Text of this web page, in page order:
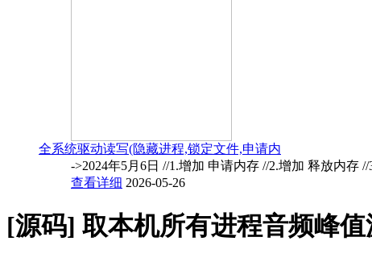
全系统驱动读写(隐藏进程,锁定文件,申请内
->2024年5月6日 //1.增加 申请内存 //2.增加 释放内存
查看详细 2026-05-26
[源码] 取本机所有进程音频峰